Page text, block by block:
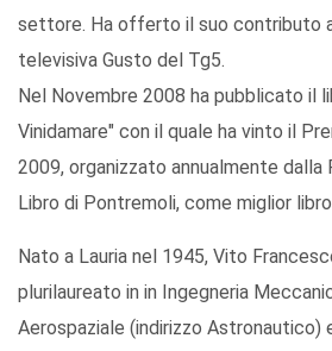
settore. Ha offerto il suo contributo
televisiva Gusto del Tg5.
Nel Novembre 2008 ha pubblicato il
Vinidamare" con il quale ha vinto il
2009, organizzato annualmente dalla
Libro di Pontremoli, come miglior
Nato a Lauria nel 1945, Vito
plurilaureato in in Ingegneria
Aerospaziale (indirizzo Astronautico)